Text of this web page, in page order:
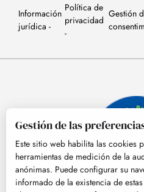
Información
jurídica
Política de
privacidad
Gestión
Gestión de las
Este sitio web habilita las cookies
herramientas de medición de la
anónimas. Puede configurar su
informado de la existencia de